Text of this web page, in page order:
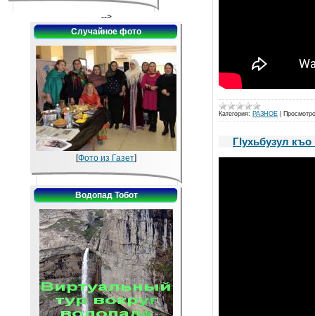
-->
Случайное фото
[Фото из Газет]
Водопад Тобот
Категория: РАЗНОЕ
ГIухьбузул къо